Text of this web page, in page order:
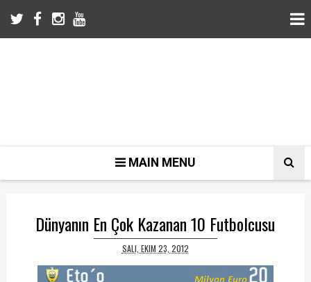
MAIN MENU
Dünyanın En Çok Kazanan 10 Futbolcusu
SALI, EKIM 23, 2012